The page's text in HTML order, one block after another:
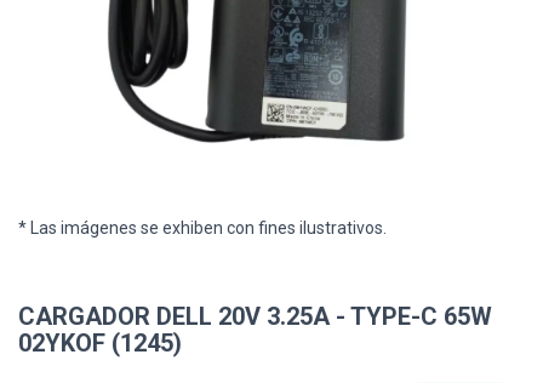
* Las imágenes se exhiben con fines ilustrativos.
CARGADOR DELL 20V 3.25A - TYPE-C 65W
02YKOF (1245)